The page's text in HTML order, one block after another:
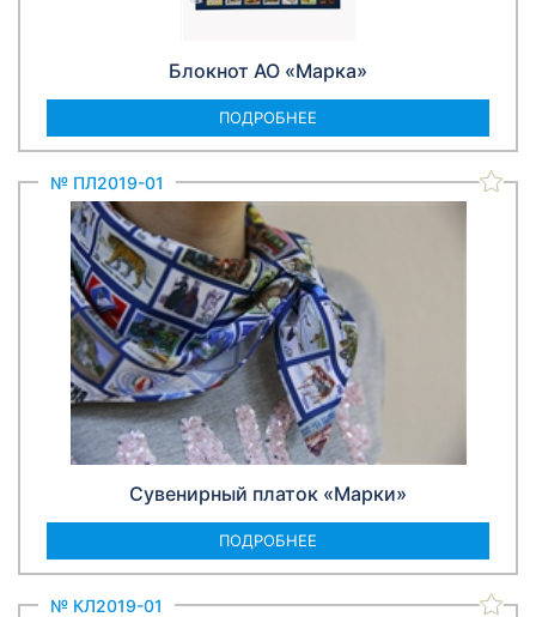
Блокнот АО «Марка»
ПОДРОБНЕЕ
№ ПЛ2019-01
Сувенирный платок «Марки»
ПОДРОБНЕЕ
№ КЛ2019-01